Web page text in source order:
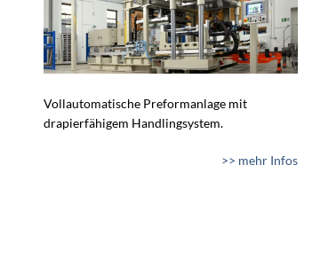
Vollautomatische Preformanlage mit
drapierfähigem Handlingsystem.
>> mehr Infos